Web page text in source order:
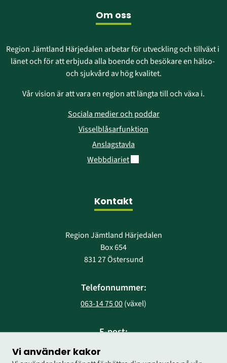
Vi använder kakor
Om oss
Region Jämtland Härjedalen arbetar för utveckling och tillväxt i
länet och för att erbjuda alla boende och besökare en hälso-
och sjukvård av hög kvalitet.
Vår vision är att vara en region att längta till och växa i.
Sociala medier och poddar
Visselblåsarfunktion
Anslagstavla
WebbdiarietLänk till annan webbplats.
Kontakt
Region Jämtland Härjedalen
Box 654
831 27 Östersund
Telefonnummer:
063-14 75 00 (växel)
E-post:
region@regionjh.se